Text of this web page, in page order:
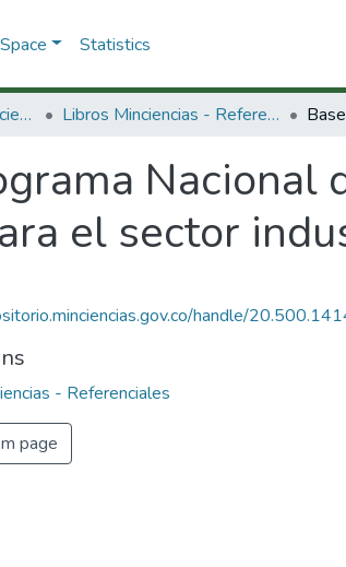
Statistics
3.2.2. Publicaciones Minciencias Libros Minciencias - Referenciales
Nacional
el sector
handle/
- Referenciales
page